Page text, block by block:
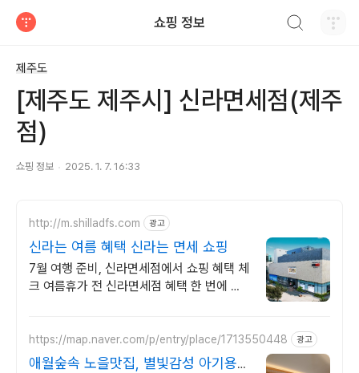
쇼핑 정보
제주도
[제주도 제주시] 신라면세점(제주
점)
쇼핑 정보 2025. 1. 7. 16:33
http://m.shilladfs.com 광고
신라는 여름 혜택 신라는 면세 쇼핑
7월 여행 준비, 신라면세점에서 쇼핑 혜택 체
크 여름휴가 전 신라면세점 혜택 한 번에 확
https://map.naver.com/p/entry/place/1713550448 광고
애월숲속 노을맛집, 별빛감성 아기용품